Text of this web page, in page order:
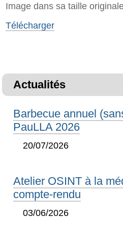
Image dans sa taille
Télécharger
Actualités
Barbecue annuel
PauLLA 2026
20/07/2026
Atelier OSINT à la
compte-rendu
03/06/2026